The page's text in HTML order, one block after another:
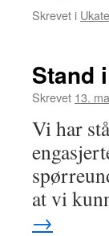
Skrevet i
Stand
Skrevet 13.
Vi har
at vi
→